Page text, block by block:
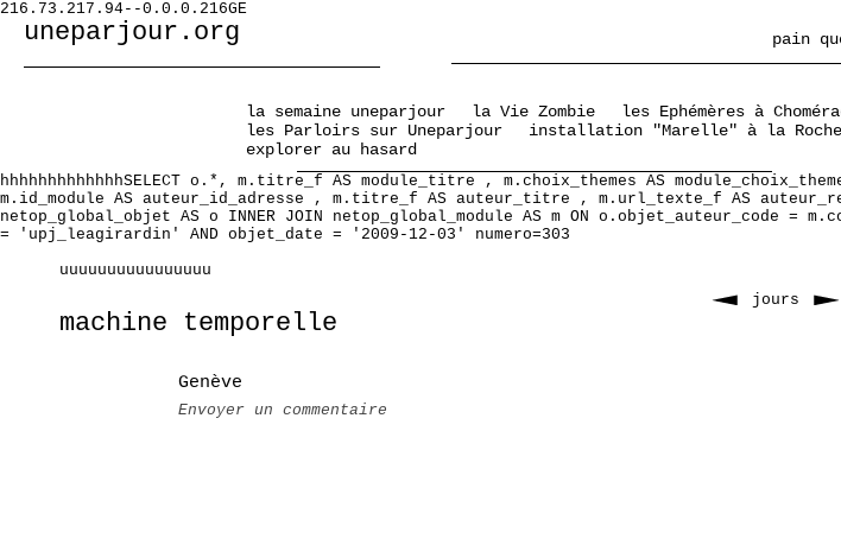
216.73.217.94--0.0.0.216GE
uneparjour.org pain
la semaine uneparjour la Vie Zombie les Ephémères à
les Parloirs sur Uneparjour
installation "Marelle" à la
explorer au hasard
hhhhhhhhhhhhhSELECT o.*, m.titre_f AS module_titre , m.choix_themes AS
m.id_module AS auteur_id_adresse , m.titre_f AS auteur_titre , m.url_texte_f AS
netop_global_objet AS o INNER JOIN netop_global_module AS m ON o.objet_auteur_code =
= 'upj_leagirardin' AND objet_date = '2009-12-03' numero=303
uuuuuuuuuuuuuuuu
jours
machine temporelle
Genève
Envoyer un commentaire